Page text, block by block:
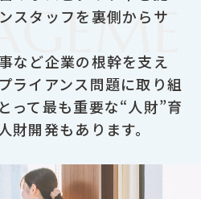
スタッフを裏側からサ
など企業の根幹を支え
ライアンス問題に取り組
って最も重要な“人財”育
財開発もあります。